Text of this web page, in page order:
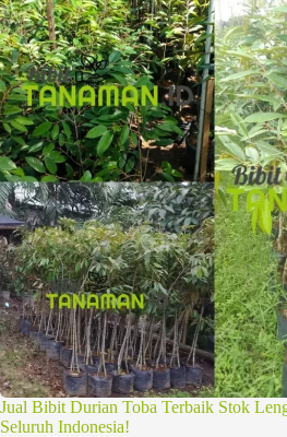
Jual Bibit Durian Toba Terbaik Stok
Seluruh Indonesia!